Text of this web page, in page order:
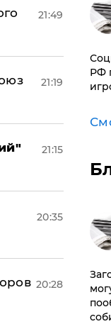
21:49
21:19
21:15
20:35
20:28
РФ